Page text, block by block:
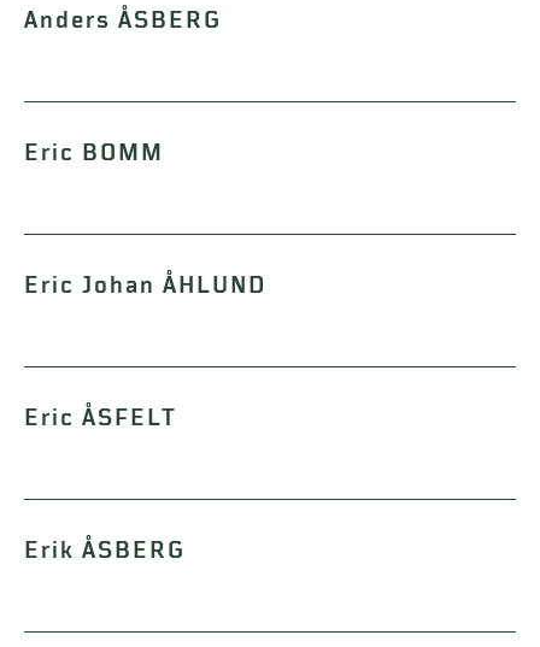
Anders ÅSBERG
Eric BOMM
Eric Johan ÅHLUND
Eric ÅSFELT
Erik ÅSBERG